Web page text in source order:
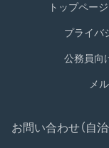
トップページ
プライバ
公務員向
メ
お問い合わせ（自